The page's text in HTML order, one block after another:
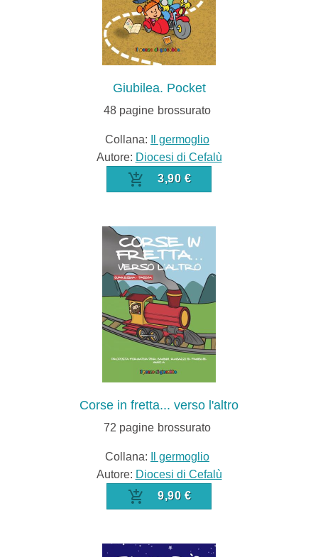
Giubilea. Pocket
48 pagine brossurato
Collana:
Il germoglio
Autore: Diocesi di Cefalù
3,90 €
Corse in fretta... verso l'altro
72 pagine brossurato
Collana:
Il germoglio
Autore: Diocesi di Cefalù
9,90 €